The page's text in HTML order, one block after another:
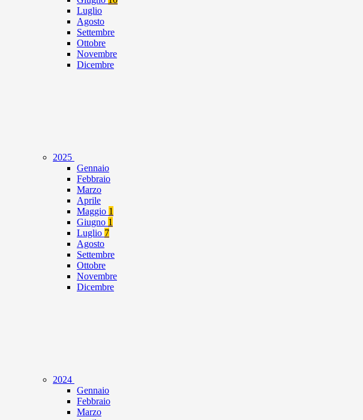
Luglio
Agosto
Settembre
Ottobre
Novembre
Dicembre
2025
Gennaio
Febbraio
Marzo
Aprile
Maggio 1
Giugno 1
Luglio 7
Agosto
Settembre
Ottobre
Novembre
Dicembre
2024
Gennaio
Febbraio
Marzo